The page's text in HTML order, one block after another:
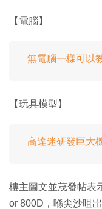
【電腦】
無電腦一樣可以
【玩具模型】
高達迷研發巨大
樓主圖文並荗發帖表
or 800D，喺尖沙咀